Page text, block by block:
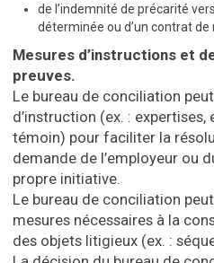
de l’indemnité de précarité
déterminée ou d’un contrat de
Mesures d’instructions et
preuves.
Le bureau de conciliation
d’instruction (ex. : expertises,
témoin) pour faciliter la
demande de l’employeur ou
propre initiative.
Le bureau de conciliation
mesures nécessaires à la
des objets litigieux (ex. :